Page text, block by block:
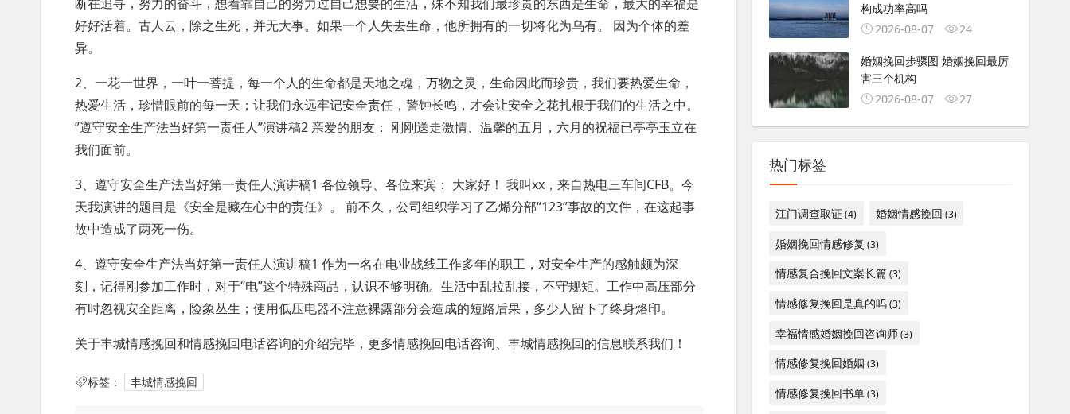
好好活着。古人云，除之生死，并无大事。如果一个人失去生命，他所拥有的一切将化为乌有。 因为个体的差
异。
2、一花一世界，一叶一菩提，每一个人的生命都是天地之魂，万物之灵，生命因此而珍贵，我们要热爱生命，
热爱生活，珍惜眼前的每一天；让我们永远牢记安全责任，警钟长鸣，才会让安全之花扎根于我们的生活之中。
”遵守安全生产法当好第一责任人”演讲稿2 亲爱的朋友： 刚刚送走激情、温馨的五月，六月的祝福已亭亭玉立在
我们面前。
3、遵守安全生产法当好第一责任人演讲稿1 各位领导、各位来宾： 大家好！ 我叫xx，来自热电三车间CFB。今
天我演讲的题目是《安全是藏在心中的责任》。 前不久，公司组织学习了乙烯分部“123”事故的文件，在这起事
故中造成了两死一伤。
4、遵守安全生产法当好第一责任人演讲稿1 作为一名在电业战线工作多年的职工，对安全生产的感触颇为深
刻，记得刚参加工作时，对于“电”这个特殊商品，认识不够明确。生活中乱拉乱接，不守规矩。工作中高压部分
有时忽视安全距离，险象丛生；使用低压电器不注意裸露部分会造成的短路后果，多少人留下了终身烙印。
关于丰城情感挽回和情感挽回电话咨询的介绍完毕，更多情感挽回电话咨询、丰城情感挽回的信息联系我们！
标签： 丰城情感挽回
构成功率高吗
2026-08-07
24
婚姻挽回步骤图 婚姻挽回最厉
害三个机构
2026-08-07
27
热门标签
江门调查取证 (4) 婚姻情感挽回 (3)
婚姻挽回情感修复 (3)
情感复合挽回文案长篇(3)
情感修复挽回是真的吗(3)
幸福情感婚姻挽回咨询师(3)
情感修复挽回婚姻 (3)
情感修复挽回书单(3)